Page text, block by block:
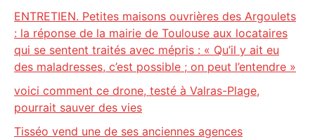
ENTRETIEN. Petites maisons ouvrières des Argoulets
: la réponse de la mairie de Toulouse aux locataires
qui se sentent traités avec mépris : « Qu’il y ait eu
des maladresses, c’est possible ; on peut l’entendre »
voici comment ce drone, testé à Valras-Plage,
pourrait sauver des vies
Tisséo vend une de ses anciennes agences